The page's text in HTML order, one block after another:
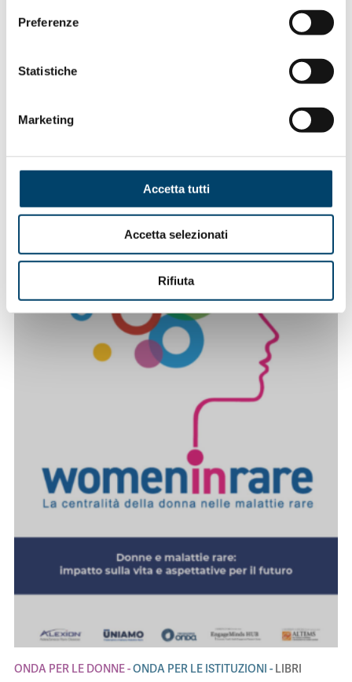
Preferenze
Statistiche
Marketing
Accetta tutti
Accetta selezionati
Rifiuta
calendar_today 23 maggio
Italian Women Scientists
Dove: Sala Gonfalone, Palazzo Pirelli, via Fabio Filzi 22, Milano
ONDA PER LE DONNE ONDA PER LE ISTITUZIONI LIBRI